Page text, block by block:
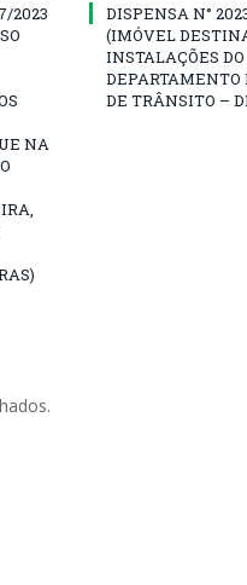
2023
NA
DISPENSA N°
(IMÓVEL
INSTALAÇÕES DO
DE TRÂNSITO –